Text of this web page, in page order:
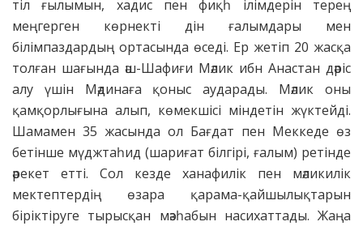
тіл ғылымын, хадис пен фиқһ ілімдерін терең
меңгерген көрнекті дін ғалымдары мен
білімпаздардың ортасында өседі. Ер жетіп 20 жасқа
толған шағында әш-Шафиғи Мәлик ибн Анастан дәріс
алу үшін Мәдинаға қоныс аударады. Мәлик оны
қамқорлығына алып, көмекшісі міндетін жүктейді.
Шамамен 35 жасында ол Бағдат пен Меккеде өз
бетінше мүджтаһид (шариғат білгірі, ғалым) ретінде
әрекет етті. Сол кезде ханафилік пен мәликилік
мектептердің өзара қарама-қайшылықтарын
біріктіруге тырысқан мәзһабын насихаттады. Жаңа